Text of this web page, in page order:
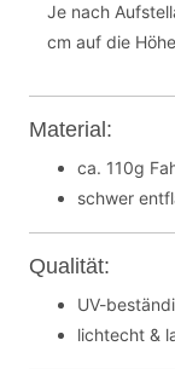
Je nach
cm auf die
Material:
ca. 110g
schwer
Qualität:
UV-
lichtecht &